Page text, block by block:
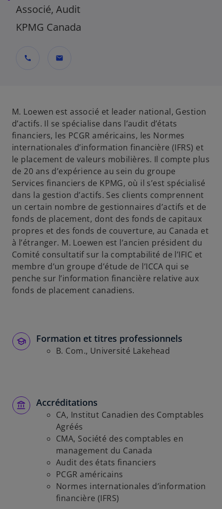
Associé, Audit
KPMG Canada
call mail
M. Loewen est associé et leader national, Gestion
d’actifs. Il se spécialise dans l’audit d’états
financiers, les PCGR américains, les Normes
internationales d’information financière (IFRS) et
le placement de valeurs mobilières. Il compte plus
de 20 ans d’expérience au sein du groupe
Services financiers de KPMG, où il s’est spécialisé
dans la gestion d’actifs. Ses clients comprennent
un certain nombre de gestionnaires d’actifs et de
fonds de placement, dont des fonds de capitaux
propres et des fonds de couverture, au Canada et
à l’étranger. M. Loewen est l’ancien président du
Comité consultatif sur la comptabilité de l’IFIC et
membre d’un groupe d’étude de l’ICCA qui se
penche sur l’information financière relative aux
fonds de placement canadiens.
Formation et titres professionnels
B. Com., Université Lakehead
Accréditations
CA, Institut Canadien des Comptables
Agréés
CMA, Société des comptables en
management du Canada
Audit des états financiers
PCGR américains
Normes internationales d’information
financière (IFRS)